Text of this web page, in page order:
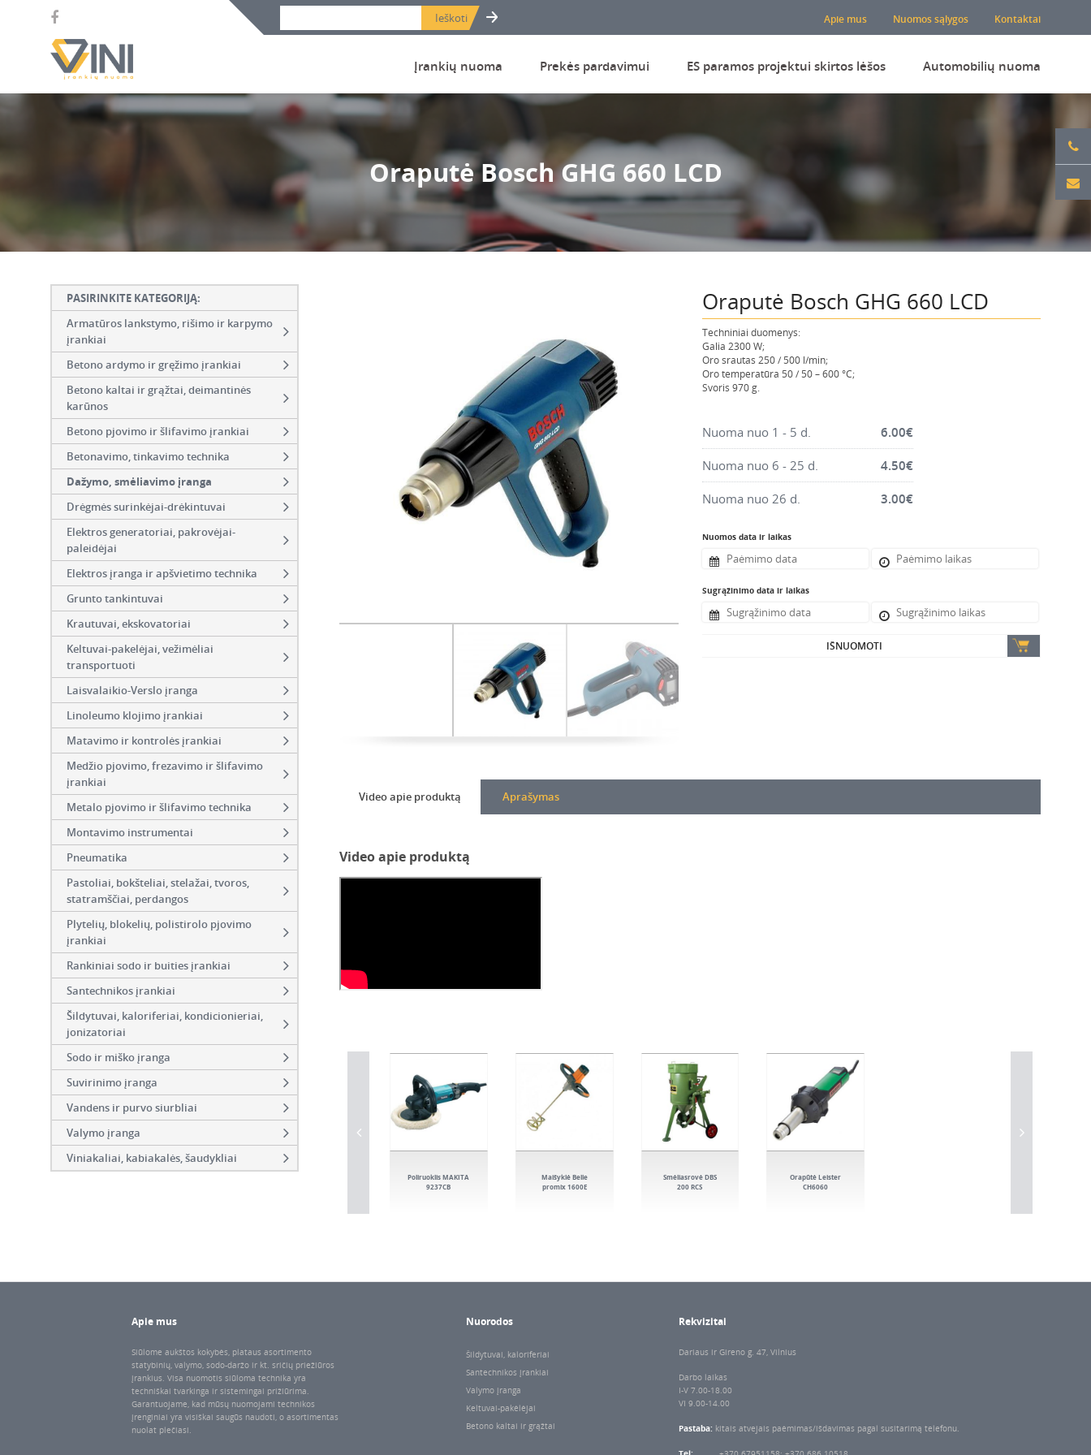
Apie mus Nuomos sąlygos Kontaktai
Įrankių nuoma Prekės pardavimui ES paramos projektui skirtos lėšos Automobilių nuoma
Oraputė Bosch GHG 660 LCD
PASIRINKITE KATEGORIJĄ:
Armatūros lankstymo, rišimo ir karpymo
įrankiai
Betono ardymo ir gręžimo įrankiai
Betono kaltai ir grąžtai, deimantinės
karūnos
Betono pjovimo ir šlifavimo įrankiai
Betonavimo, tinkavimo technika
Dažymo, smėliavimo įranga
Drėgmės surinkėjai-drėkintuvai
Elektros generatoriai, pakrovėjai-
paleidėjai
Elektros įranga ir apšvietimo technika
Grunto tankintuvai
Krautuvai, ekskovatoriai
Keltuvai-pakelėjai, vežimėliai
transportuoti
Laisvalaikio-Verslo įranga
Linoleumo klojimo įrankiai
Matavimo ir kontrolės įrankiai
Medžio pjovimo, frezavimo ir šlifavimo
įrankiai
Metalo pjovimo ir šlifavimo technika
Montavimo instrumentai
Pneumatika
Pastoliai, bokšteliai, stelažai, tvoros,
statramščiai, perdangos
Plytelių, blokelių, polistirolo pjovimo
įrankiai
Rankiniai sodo ir buities įrankiai
Santechnikos įrankiai
Šildytuvai, kaloriferiai, kondicionieriai,
jonizatoriai
Sodo ir miško įranga
Suvirinimo įranga
Vandens ir purvo siurbliai
Valymo įranga
Viniakaliai, kabiakalės, šaudykliai
Oraputė Bosch GHG 660 LCD
Techniniai duomenys:
Galia 2300 W;
Oro srautas 250 / 500 l/min;
Oro temperatūra 50 / 50 – 600 °C;
Svoris 970 g.
Nuoma nuo 1 - 5 d. 6.00€
Nuoma nuo 6 - 25 d. 4.50€
Nuoma nuo 26 d. 3.00€
Nuomos data ir laikas
Sugrąžinimo data ir laikas
IŠNUOMOTI
Video apie produktą Aprašymas
Video apie produktą
Poliruoklis MAKITA
9237CB
Maišyklė Belle
promix 1600E
Smėliasrovė DBS
200 RCS
Orapūtė Leister
CH6060
Apie mus
Siūlome aukštos kokybės, plataus asortimento
statybinių, valymo, sodo-daržo ir kt. sričių priežiūros
įrankius. Visa nuomotis siūloma technika yra
techniškai tvarkinga ir sistemingai prižiūrima.
Garantuojame, kad mūsų nuomojami technikos
įrenginiai yra visiškai saugūs naudoti, o asortimentas
nuolat plečiasi.
Nuorodos
Šildytuvai, kaloriferiai
Santechnikos įrankiai
Valymo įranga
Keltuvai-pakėlėjai
Betono kaltai ir grąžtai
Rekvizitai
Dariaus ir Gireno g. 47, Vilnius
Darbo laikas
I-V 7.00-18.00
VI 9.00-14.00
Pastaba: kitais atvejais paėmimas/išdavimas pagal susitarimą telefonu.